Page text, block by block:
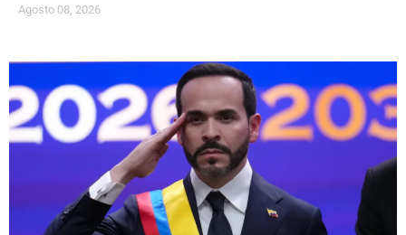
Agosto 08, 2026